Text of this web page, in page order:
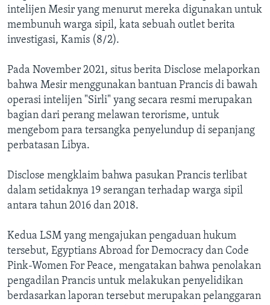
intelijen Mesir yang menurut mereka digunakan untuk
membunuh warga sipil, kata sebuah outlet berita
investigasi, Kamis (8/2).
Pada November 2021, situs berita Disclose melaporkan
bahwa Mesir menggunakan bantuan Prancis di bawah
operasi intelijen "Sirli" yang secara resmi merupakan
bagian dari perang melawan terorisme, untuk
mengebom para tersangka penyelundup di sepanjang
perbatasan Libya.
Disclose mengklaim bahwa pasukan Prancis terlibat
dalam setidaknya 19 serangan terhadap warga sipil
antara tahun 2016 dan 2018.
Kedua LSM yang mengajukan pengaduan hukum
tersebut, Egyptians Abroad for Democracy dan Code
Pink-Women For Peace, mengatakan bahwa penolakan
pengadilan Prancis untuk melakukan penyelidikan
berdasarkan laporan tersebut merupakan pelanggaran